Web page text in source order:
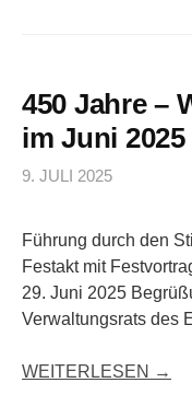
450 Jahre –
im Juni 2025
9. JULI 2025
Führung durch den
Festakt mit
29. Juni 2025
Verwaltungsrats des
WEITERLESEN →